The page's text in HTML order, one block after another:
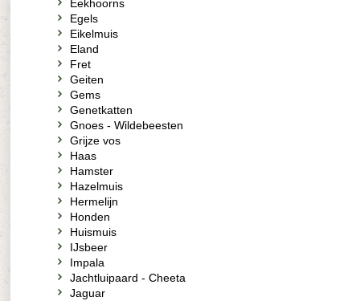
Eekhoorns
Egels
Eikelmuis
Eland
Fret
Geiten
Gems
Genetkatten
Gnoes - Wildebeesten
Grijze vos
Haas
Hamster
Hazelmuis
Hermelijn
Honden
Huismuis
IJsbeer
Impala
Jachtluipaard - Cheeta
Jaguar